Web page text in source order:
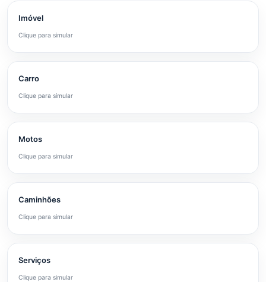
Imóvel
Clique para simular
Carro
Clique para simular
Motos
Clique para simular
Caminhões
Clique para simular
Serviços
Clique para simular